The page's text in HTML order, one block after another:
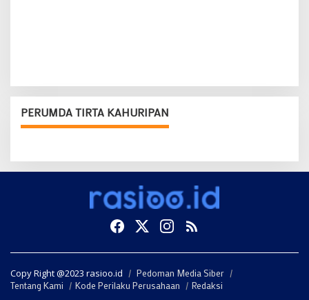
PERUMDA TIRTA KAHURIPAN
Copy Right @2023 rasioo.id
Pedoman Media Siber
Tentang Kami
Kode Perilaku Perusahaan Redaksi